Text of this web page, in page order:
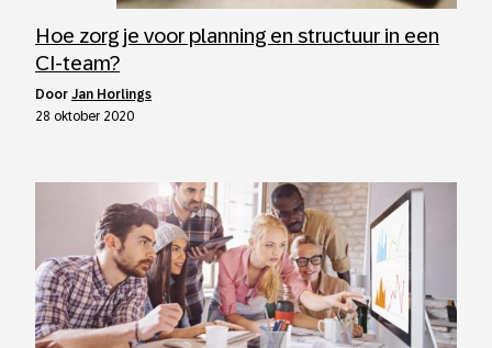
Hoe zorg je voor planning en structuur in een
CI-team?
door Jan Horlings
28 oktober 2020